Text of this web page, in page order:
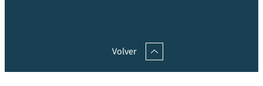
Volver